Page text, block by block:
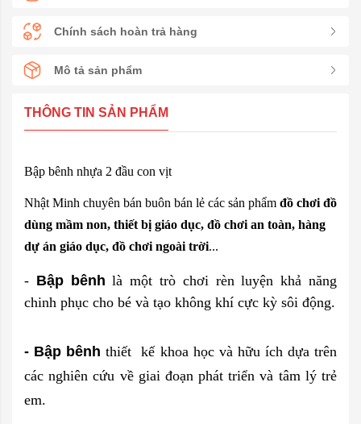
Chính sách hoàn trả hàng
Mô tả sản phẩm
THÔNG TIN SẢN PHẨM
Bập bênh nhựa 2 đầu con vịt
Nhật Minh chuyên bán buôn bán lẻ các sản phẩm đồ chơi đồ
dùng mầm non, thiết bị giáo dục, đồ chơi an toàn, hàng
dự án giáo dục, đồ chơi ngoài trời...
- Bập bênh là một trò chơi rèn luyện khả năng
chinh phục cho bé và tạo không khí cực kỳ sôi động.
- Bập bênh thiết kế khoa học và hữu ích dựa trên
các nghiên cứu về giai đoạn phát triển và tâm lý trẻ
em.